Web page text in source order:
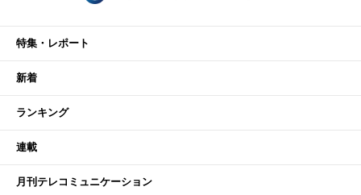
特集・レポート
新着
ランキング
連載
月刊テレコミュニケーション